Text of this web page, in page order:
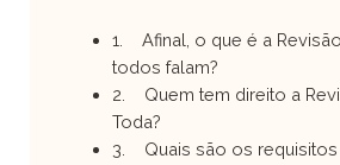
1. Afinal, o que é a
todos falam?
2. Quem tem direito a
Toda?
3. Quais são os requisitos